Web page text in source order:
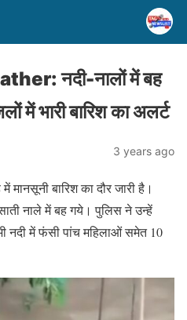
नदी-नालों में बह
में भारी बारिश का अलर्ट
3 years ago
मानसूनी बारिश का दौर जारी है।
नाले में बह गये। पुलिस ने उन्हें
नदी में फंसी पांच महिलाओं समेत 10